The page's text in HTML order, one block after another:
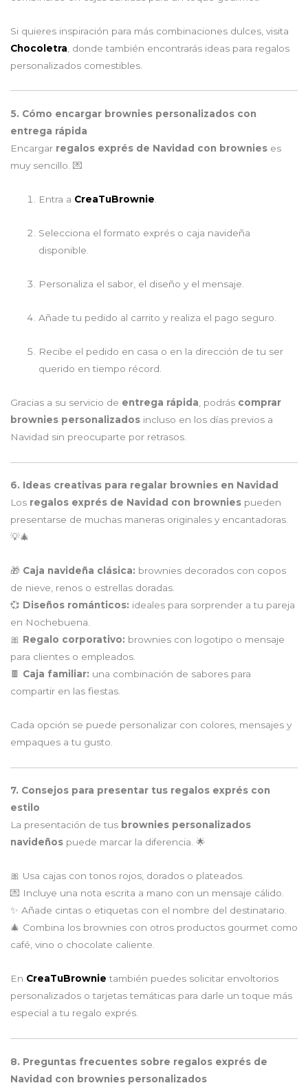
Si quieres inspiración para más combinaciones dulces, visita
Chocoletra , donde también encontrarás ideas para regalos
personalizados comestibles.
5. Cómo encargar brownies personalizados con
entrega rápida
Encargar regalos exprés de Navidad con brownies es
muy sencillo. 💌
Entra a CreaTuBrownie
Selecciona el formato exprés o caja navideña
disponible.
Personaliza el sabor, el diseño y el mensaje.
Añade tu pedido al carrito y realiza el pago seguro.
Recibe el pedido en casa o en la dirección de tu ser
querido en tiempo récord.
Gracias a su servicio de entrega rápida , podrás comprar
brownies personalizados incluso en los días previos a
Navidad sin preocuparte por retrasos.
6. Ideas creativas para regalar brownies en Navidad
Los regalos exprés de Navidad con brownies pueden
presentarse de muchas maneras originales y encantadoras.
💡🎄
🎁 Caja navideña clásica: brownies decorados con copos
de nieve, renos o estrellas doradas.
💞 Diseños románticos: ideales para sorprender a tu pareja
en Nochebuena.
🎀 Regalo corporativo: brownies con logotipo o mensaje
para clientes o empleados.
🍫 Caja familiar: una combinación de sabores para
compartir en las fiestas.
Cada opción se puede personalizar con colores, mensajes y
empaques a tu gusto.
7. Consejos para presentar tus regalos exprés con
estilo
La presentación de tus brownies personalizados
navideños puede marcar la diferencia. 🌟
🎀 Usa cajas con tonos rojos, dorados o plateados.
💌 Incluye una nota escrita a mano con un mensaje cálido.
✨ Añade cintas o etiquetas con el nombre del destinatario.
🎄 Combina los brownies con otros productos gourmet como
café, vino o chocolate caliente.
En CreaTuBrownie también puedes solicitar envoltorios
personalizados o tarjetas temáticas para darle un toque más
especial a tu regalo exprés.
8. Preguntas frecuentes sobre regalos exprés de
Navidad con brownies personalizados